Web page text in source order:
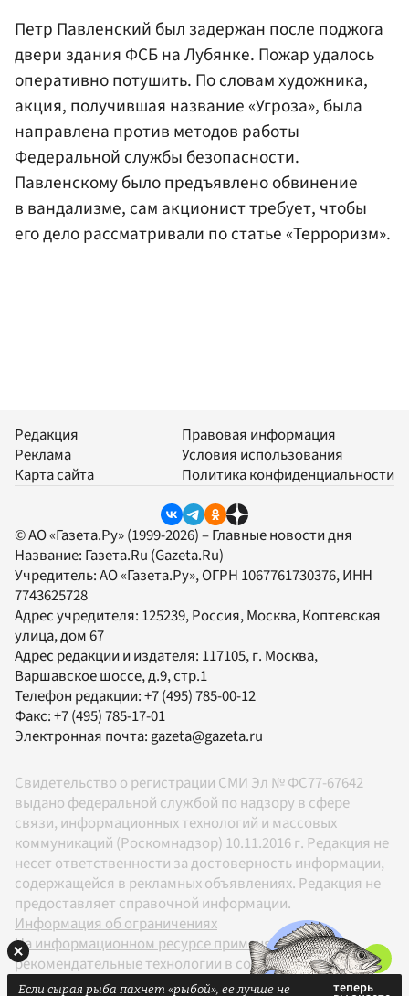
Петр Павленский был задержан после поджога
двери здания ФСБ на Лубянке. Пожар удалось
оперативно потушить. По словам художника,
акция, получившая название «Угроза», была
направлена против методов работы
Федеральной службы безопасности.
Павленскому было предъявлено обвинение
в вандализме, сам акционист требует, чтобы
его дело рассматривали по статье «Терроризм».
Редакция
Реклама
Карта сайта
Правовая информация
Условия использования
Политика конфиденциальности
© АО «Газета.Ру» (1999-2026) – Главные новости дня
Название: Газета.Ru (Gazeta.Ru)
Учредитель:АО «Газета.Ру», ОГРН 1067761730376, ИНН
7743625728
Адрес учредителя: 125239, Россия, Москва, Коптевская
улица, дом 67
Адрес редакции и издателя: 117105, г. Москва,
Варшавское шоссе, д.9, стр.1
Телефон редакции:+7 (495) 785-00-12
Факс:+7 (495) 785-17-01
Электронная почта:gazeta@gazeta.ru
Свидетельство о регистрации СМИ Эл № ФС77-67642
выдано федеральной службой по надзору в сфере
связи, информационных технологий и массовых
коммуникаций (Роскомнадзор) 10.11.2016 г. Редакция не
несет ответственности за достоверность информации,
содержащейся в рекламных объявлениях. Редакция не
предоставляет справочной информации.
Информация об ограничениях
На информационном ресурсе применяются
рекомендательные технологии в соответствии с
Правилами
Если сырая рыба пахнет «рыбой», ее лучше не